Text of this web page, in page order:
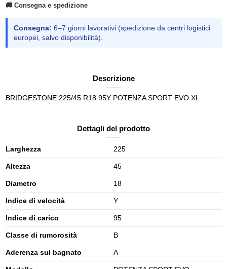
🚚 Consegna e spedizione
Consegna: 6–7 giorni lavorativi (spedizione da centri logistici
europei, salvo disponibilità).
Descrizione
BRIDGESTONE 225/45 R18 95Y POTENZA SPORT EVO XL
Dettagli del prodotto
Larghezza 225
Altezza 45
Diametro 18
Indice di velocità Y
Indice di carico 95
Classe di rumorosità B
Aderenza sul bagnato A